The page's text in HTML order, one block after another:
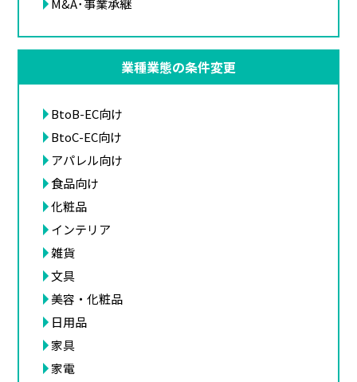
M&A･事業承継
業種業態の条件変更
BtoB-EC向け
BtoC-EC向け
アパレル向け
食品向け
化粧品
インテリア
雑貨
文具
美容・化粧品
日用品
家具
家電